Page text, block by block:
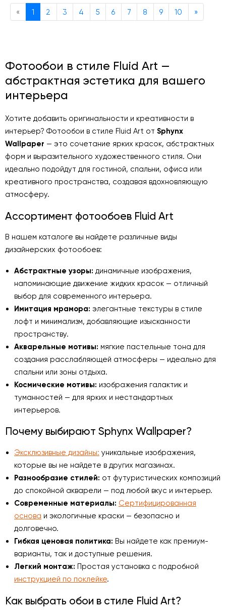
« Previous
1 2 3 4 5 6 7 8 9 10 »Next
Фотообои в стиле Fluid Art —
абстрактная эстетика для вашего
интерьера
Хотите добавить оригинальности и креативности в
интерьер? Фотообои в стиле Fluid Art от Sphynx
Wallpaper — это сочетание ярких красок, абстрактных
форм и выразительного художественного стиля. Они
идеально подойдут для гостиной, спальни, офиса или
креативного пространства, создавая вдохновляющую
атмосферу.
Ассортимент фотообоев Fluid Art
В нашем каталоге вы найдете различные виды
дизайнерских фотообоев:
Абстрактные узоры: динамичные изображения,
напоминающие движение жидких красок — отличный
выбор для современного интерьера.
Имитация мрамора: элегантные текстуры в стиле
лофт и минимализм, добавляющие изысканности
пространству.
Акварельные мотивы: мягкие пастельные тона для
создания расслабляющей атмосферы — идеально для
спальни или зоны отдыха.
Космические мотивы: изображения галактик и
туманностей — для ярких и нестандартных
интерьеров.
Почему выбирают Sphynx Wallpaper?
Эксклюзивные дизайны: уникальные изображения,
которые вы не найдете в других магазинах.
Разнообразие стилей: от футуристических композиций
до спокойной акварели — под любой вкус и интерьер.
Современные материалы: Сертифицированная
основа и экологичные краски — безопасно и
долговечно.
Гибкая ценовая политика: Вы найдете как премиум-
варианты, так и доступные решения.
Легкий монтаж: Простая установка с подробной
инструкцией по поклейке.
Как выбрать обои в стиле Fluid Art?